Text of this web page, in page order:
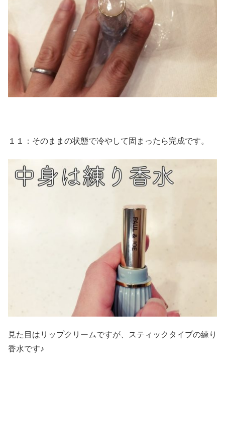
１１：そのままの状態で冷やして固まったら完成です。
見た目はリップクリームですが、スティックタイプの練り
香水です♪